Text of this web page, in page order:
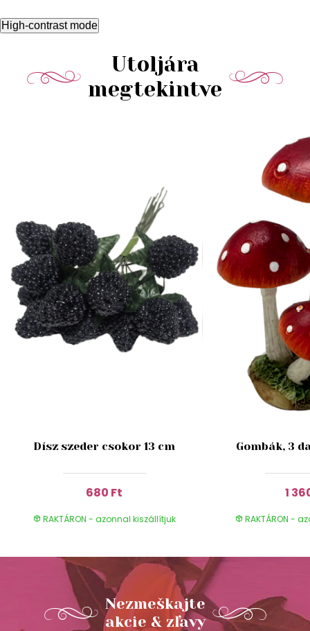
High-contrast mode
Utoljára
megtekintve
Dísz szeder csokor 13 cm
680 Ft
RAKTÁRON - azonnal kiszállítjuk
Gombák, 3
1
RAKTÁRON -
Nezmeškajte
akcie & zľavy